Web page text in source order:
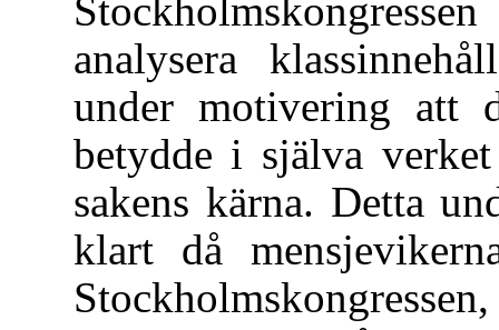
analysera
under motivering att
betydde i själva
sakens kärna. Detta
klart då